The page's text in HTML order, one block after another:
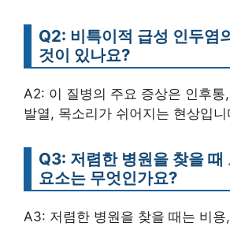
Q2: 비특이적 급성 인두염
것이 있나요?
A2: 이 질병의 주요 증상은 인후통
발열, 목소리가 쉬어지는 현상입니
Q3: 저렴한 병원을 찾을 때
요소는 무엇인가요?
A3: 저렴한 병원을 찾을 때는 비